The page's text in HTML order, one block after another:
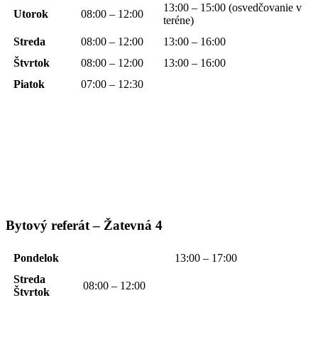
Utorok 08:00 – 12:00
13:00 – 15:00 (osvedčovanie v
teréne)
Streda
08:00 – 12:00
13:00 – 16:00
Štvrtok
08:00 – 12:00
13:00 – 16:00
Piatok
07:00 – 12:30
Bytový referát – Žatevná 4
Pondelok
13:00 – 17:00
Streda
Štvrtok
08:00 – 12:00